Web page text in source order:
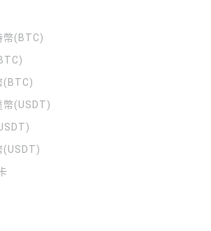
幣(BTC)
(BTC)
幣(USDT)
(USDT)